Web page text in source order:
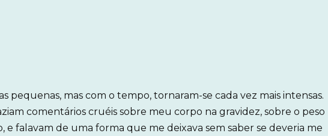
pequenas, mas com o tempo, tornaram-se cada vez mais intensas.
comentários cruéis sobre meu corpo na gravidez, sobre o peso
e falavam de uma forma que me deixava sem saber se deveria me